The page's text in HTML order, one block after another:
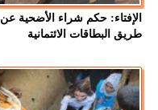
الإفتاء: حكم شراء الأضحية عن
طريق البطاقات الائتمانية